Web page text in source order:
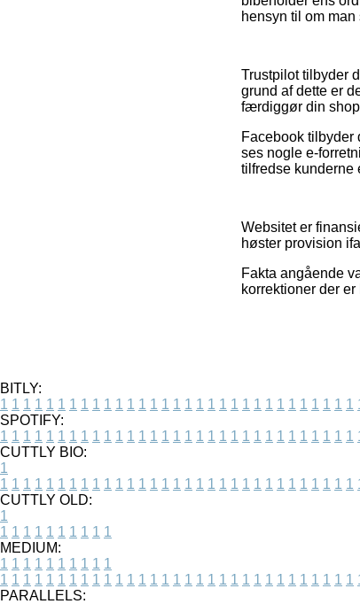
hensyn til om
Trustpilot tilbyder
grund af dette er
færdiggør din
Facebook
ses nogle e-
tilfredse kunderne
Websitet er
høster provision
Fakta angående
korrektioner der
BITLY:
1 1 1 1 1 1 1 1 1 1 1 1 1 1 1 1 1 1 1 1 1 1 1 1 1 1 1 1 1 1 1
SPOTIFY:
1 1 1 1 1 1 1 1 1 1 1 1 1 1 1 1 1 1 1 1 1 1 1 1 1 1 1 1 1 1 1
CUTTLY BIO:
1
1 1 1 1 1 1 1 1 1 1 1 1 1 1 1 1 1 1 1 1 1 1 1 1 1 1 1 1 1 1 1
CUTTLY OLD:
1
1 1 1 1 1 1 1 1 1 1
MEDIUM:
1 1 1 1 1 1 1 1 1 1
1 1 1 1 1 1 1 1 1 1 1 1 1 1 1 1 1 1 1 1 1 1 1 1 1 1 1 1 1 1 1
PARALLELS: